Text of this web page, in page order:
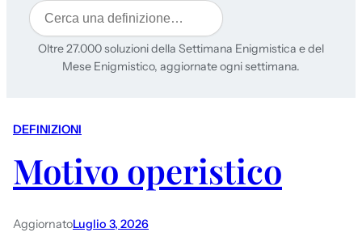
Cerca
Oltre 27.000 soluzioni della Settimana Enigmistica e del
Mese Enigmistico, aggiornate ogni settimana.
DEFINIZIONI
Motivo operistico
AggiornatoLuglio 3, 2026